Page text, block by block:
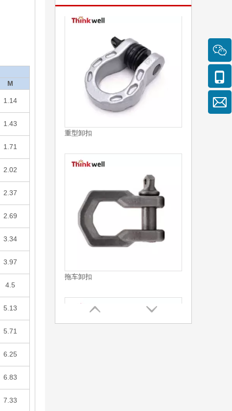
M
1.14
1.43
1.71
2.02
2.37
2.69
3.34
3.97
4.5
5.13
5.71
6.25
6.83
7.33